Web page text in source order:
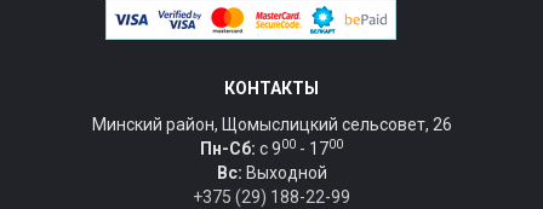
КОНТАКТЫ
Минский район, Щомыслицкий сельсовет, 26
Пн-Сб: c 900 - 1700
Вс: Выходной
+375 (29) 188-22-99